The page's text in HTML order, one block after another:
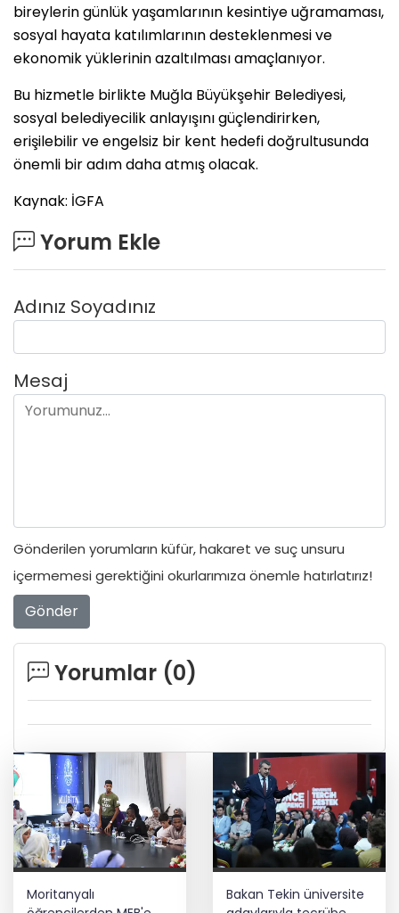
bireylerin günlük yaşamlarının kesintiye uğramaması,
sosyal hayata katılımlarının desteklenmesi ve
ekonomik yüklerinin azaltılması amaçlanıyor.
Bu hizmetle birlikte Muğla Büyükşehir Belediyesi,
sosyal belediyecilik anlayışını güçlendirirken,
erişilebilir ve engelsiz bir kent hedefi doğrultusunda
önemli bir adım daha atmış olacak.
Kaynak: İGFA
Yorum Ekle
Adınız Soyadınız
Mesaj
Gönderilen yorumların küfür, hakaret ve suç unsuru
içermemesi gerektiğini okurlarımıza önemle hatırlatırız!
Gönder
Yorumlar (0)
Moritanyalı
Bakan Tekin üniversite